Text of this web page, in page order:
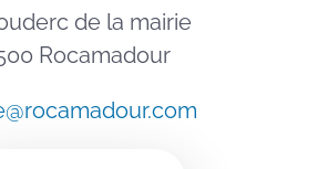
de la mairie
Rocamadour